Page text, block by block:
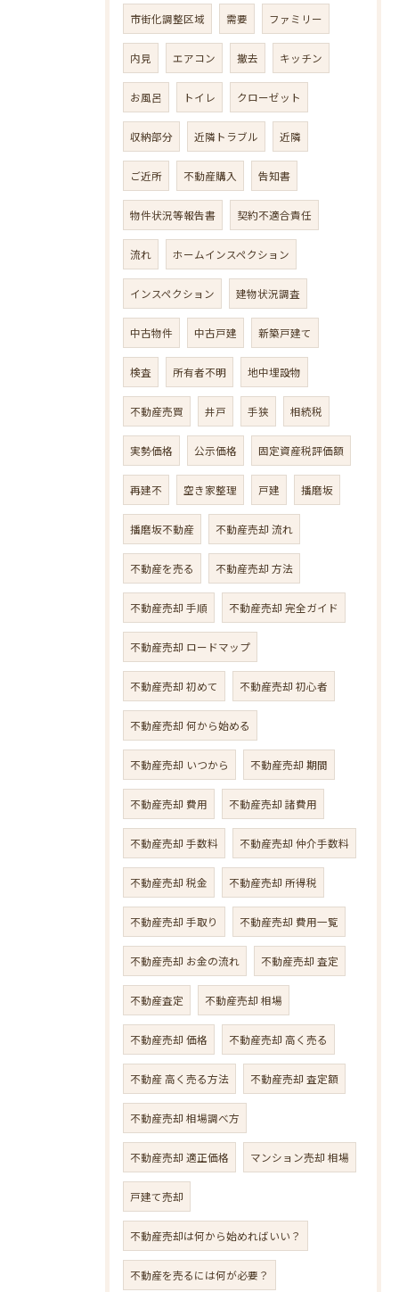
市街化調整区域 需要 ファミリー
内見 エアコン 撤去 キッチン
お風呂 トイレ クローゼット
収納部分 近隣トラブル 近隣
ご近所 不動産購入 告知書
物件状況等報告書 契約不適合責任
流れ ホームインスペクション
インスペクション 建物状況調査
中古物件 中古戸建 新築戸建て
検査 所有者不明 地中埋設物
不動産売買 井戸 手狭 相続税
実勢価格 公示価格 固定資産税評価額
再建不 空き家整理 戸建 播磨坂
播磨坂不動産 不動産売却 流れ
不動産を売る 不動産売却 方法
不動産売却 手順 不動産売却 完全ガイド
不動産売却 ロードマップ
不動産売却 初めて 不動産売却 初心者
不動産売却 何から始める
不動産売却 いつから 不動産売却 期間
不動産売却 費用 不動産売却 諸費用
不動産売却 手数料 不動産売却 仲介手数料
不動産売却 税金 不動産売却 所得税
不動産売却 手取り 不動産売却 費用一覧
不動産売却 お金の流れ 不動産売却 査定
不動産査定 不動産売却 相場
不動産売却 価格 不動産売却 高く売る
不動産 高く売る方法 不動産売却 査定額
不動産売却 相場調べ方
不動産売却 適正価格 マンション売却 相場
戸建て売却
不動産売却は何から始めればいい？
不動産を売るには何が必要？